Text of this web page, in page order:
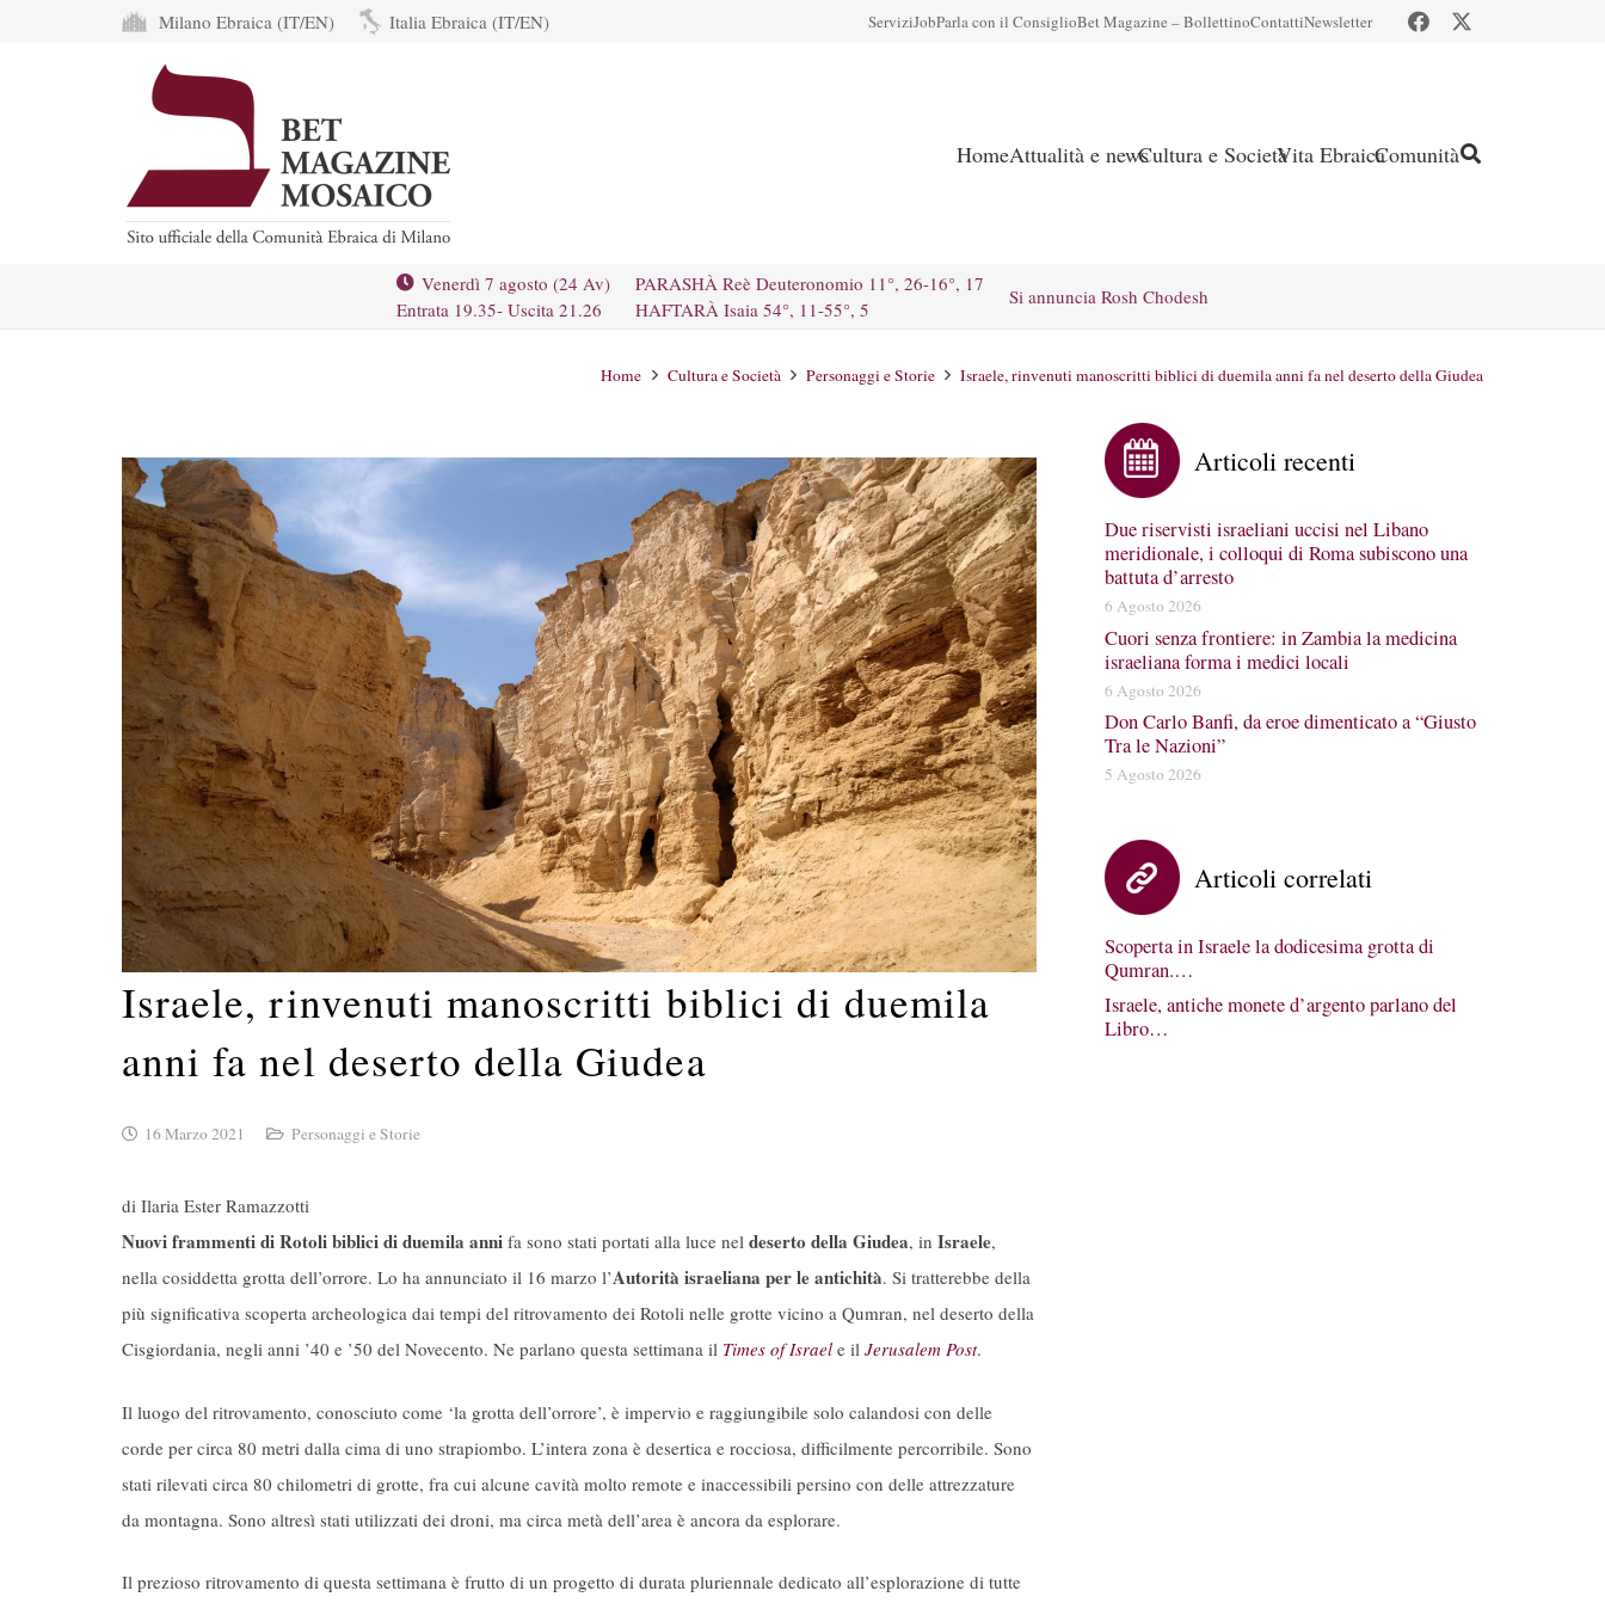
Milano Ebraica (IT/EN) Italia Ebraica (IT/EN) ServiziJobParla con il ConsiglioBet Magazine – BollettinoContattiNewsletter
HomeAttualità e newsCultura e SocietàVita EbraicaComunità
Venerdì 7 agosto (24 Av)
Entrata 19.35- Uscita 21.26
PARASHÀ Reè Deuteronomio 11°, 26-16°, 17
HAFTARÀ Isaia 54°, 11-55°, 5
Si annuncia Rosh Chodesh
Home Cultura e Società Personaggi e Storie Israele, rinvenuti manoscritti biblici di duemila anni fa nel deserto della Giudea
Israele, rinvenuti manoscritti biblici di duemila
anni fa nel deserto della Giudea
16 Marzo 2021 Personaggi e Storie
di Ilaria Ester Ramazzotti
Nuovi frammenti di Rotoli biblici di duemila anni fa sono stati portati alla luce nel deserto della Giudea, in Israele,
nella cosiddetta grotta dell’orrore. Lo ha annunciato il 16 marzo l’Autorità israeliana per le antichità. Si tratterebbe della
più significativa scoperta archeologica dai tempi del ritrovamento dei Rotoli nelle grotte vicino a Qumran, nel deserto della
Cisgiordania, negli anni ’40 e ’50 del Novecento. Ne parlano questa settimana il Times of Israel e il Jerusalem Post.
Il luogo del ritrovamento, conosciuto come ‘la grotta dell’orrore’, è impervio e raggiungibile solo calandosi con delle
corde per circa 80 metri dalla cima di uno strapiombo. L’intera zona è desertica e rocciosa, difficilmente percorribile. Sono
stati rilevati circa 80 chilometri di grotte, fra cui alcune cavità molto remote e inaccessibili persino con delle attrezzature
da montagna. Sono altresì stati utilizzati dei droni, ma circa metà dell’area è ancora da esplorare.
Il prezioso ritrovamento di questa settimana è frutto di un progetto di durata pluriennale dedicato all’esplorazione di tutte
Articoli recenti
Due riservisti israeliani uccisi nel Libano
meridionale, i colloqui di Roma subiscono una
battuta d’arresto
6 Agosto 2026
Cuori senza frontiere: in Zambia la medicina
israeliana forma i medici locali
6 Agosto 2026
Don Carlo Banfi, da eroe dimenticato a “Giusto
Tra le Nazioni”
5 Agosto 2026
Articoli correlati
Scoperta in Israele la dodicesima grotta di
Qumran.…
Israele, antiche monete d’argento parlano del
Libro…